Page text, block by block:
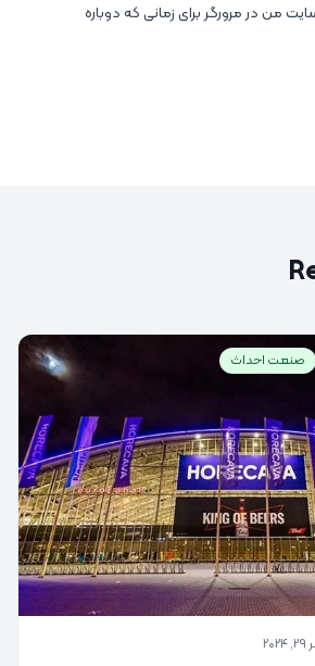
من در مرورگر برای زمانی که دوباره
صنعت احداث